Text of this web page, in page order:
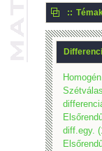
::
diff.egy.